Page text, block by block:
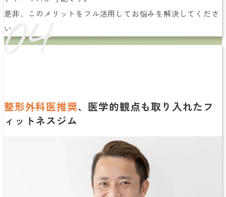
是非、このメリットをフル活用してお悩みを解決してくださ
い。
04
整形外科医推奨、医学的観点も取り入れたフ
ィットネスジム